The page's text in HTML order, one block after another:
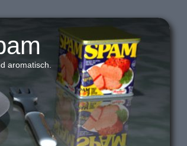
aromatisch.